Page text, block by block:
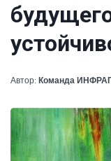
Автор: Команда